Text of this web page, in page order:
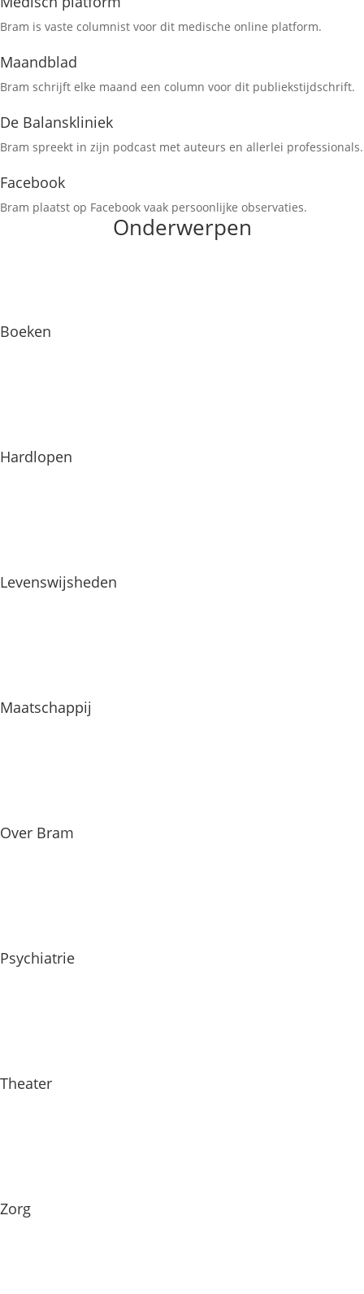
Bram is vaste columnist voor dit medische online platform.
Maandblad
Bram schrijft elke maand een column voor dit publiekstijdschrift.
De Balanskliniek
Bram spreekt in zijn podcast met auteurs en allerlei professionals.
Facebook
Bram plaatst op Facebook vaak persoonlijke observaties.
Onderwerpen
Boeken
Hardlopen
Levenswijsheden
Maatschappij
Over Bram
Psychiatrie
Theater
Zorg